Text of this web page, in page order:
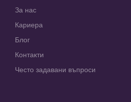
За нас
Кариера
Блог
Контакти
Често задавани въпроси